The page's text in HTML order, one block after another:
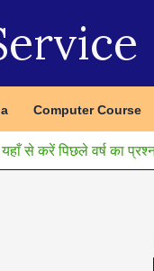
Computer Course
करें पिछले वर्ष का प्रश्न